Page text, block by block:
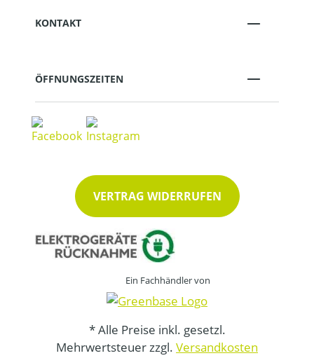
KONTAKT
ÖFFNUNGSZEITEN
VERTRAG WIDERRUFEN
Ein Fachhändler von
* Alle Preise inkl. gesetzl.
Mehrwertsteuer zzgl. Versandkosten